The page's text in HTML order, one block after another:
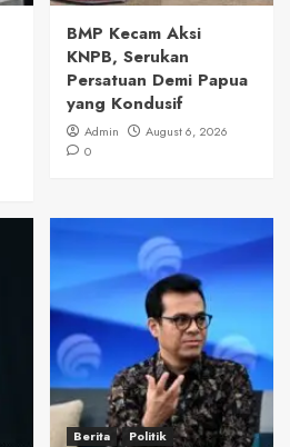
BMP Kecam Aksi
KNPB, Serukan
Persatuan Demi Papua
yang Kondusif
Admin
August 6, 2026
0
Berita Politik